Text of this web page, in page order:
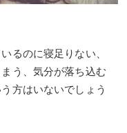
るのに寝足りない、
う、気分が落ち込む
方はいないでしょう